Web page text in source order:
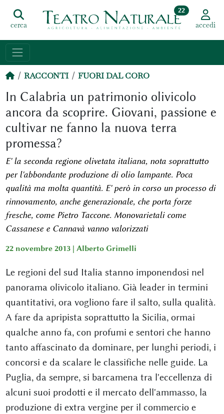
cerca
22
accedi
RACCONTI FUORI DAL CORO
In Calabria un patrimonio olivicolo
ancora da scoprire. Giovani, passione e
cultivar ne fanno la nuova terra
promessa?
E' la seconda regione olivetata italiana, nota soprattutto
per l'abbondante produzione di olio lampante. Poca
qualità ma molta quantità. E' però in corso un processo di
rinnovamento, anche generazionale, che porta forze
fresche, come Pietro Taccone. Monovarietali come
Cassanese e Cannavà vanno valorizzati
22 novembre 2013 | Alberto Grimelli
Le regioni del sud Italia stanno imponendosi nel
panorama olivicolo italiano. Già leader in termini
quantitativi, ora vogliono fare il salto, sulla qualità.
A fare da apripista soprattutto la Sicilia, ormai
qualche anno fa, con profumi e sentori che hanno
tanto affascinato da dominare, per lunghi periodi, i
concorsi e da scalare le classifiche nelle guide. La
Puglia, da sempre, si barcamena tra l'eccellenza di
alcuni suoi prodotti e il mercato dell'ammasso, la
produzione di extra vergine per il commercio e